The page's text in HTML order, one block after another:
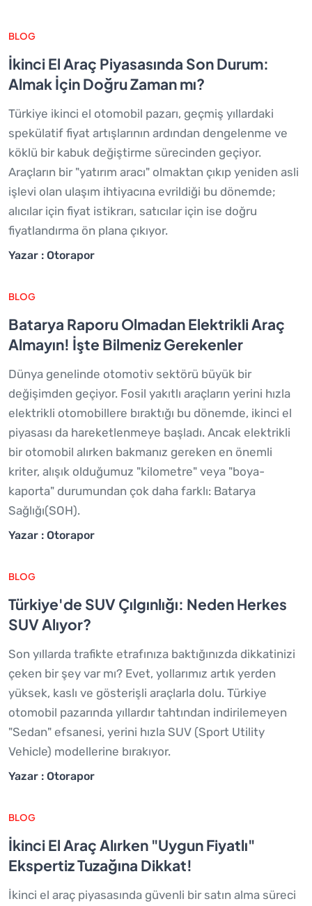
BLOG
İkinci El Araç Piyasasında Son Durum:
Almak İçin Doğru Zaman mı?
Türkiye ikinci el otomobil pazarı, geçmiş yıllardaki
spekülatif fiyat artışlarının ardından dengelenme ve
köklü bir kabuk değiştirme sürecinden geçiyor.
Araçların bir "yatırım aracı" olmaktan çıkıp yeniden asli
işlevi olan ulaşım ihtiyacına evrildiği bu dönemde;
alıcılar için fiyat istikrarı, satıcılar için ise doğru
fiyatlandırma ön plana çıkıyor.
Yazar : Otorapor
BLOG
Batarya Raporu Olmadan Elektrikli Araç
Almayın! İşte Bilmeniz Gerekenler
Dünya genelinde otomotiv sektörü büyük bir
değişimden geçiyor. Fosil yakıtlı araçların yerini hızla
elektrikli otomobillere bıraktığı bu dönemde, ikinci el
piyasası da hareketlenmeye başladı. Ancak elektrikli
bir otomobil alırken bakmanız gereken en önemli
kriter, alışık olduğumuz "kilometre" veya "boya-
kaporta" durumundan çok daha farklı: Batarya
Sağlığı(SOH).
Yazar : Otorapor
BLOG
Türkiye'de SUV Çılgınlığı: Neden Herkes
SUV Alıyor?
Son yıllarda trafikte etrafınıza baktığınızda dikkatinizi
çeken bir şey var mı? Evet, yollarımız artık yerden
yüksek, kaslı ve gösterişli araçlarla dolu. Türkiye
otomobil pazarında yıllardır tahtından indirilemeyen
"Sedan" efsanesi, yerini hızla SUV (Sport Utility
Vehicle) modellerine bırakıyor.
Yazar : Otorapor
BLOG
İkinci El Araç Alırken "Uygun Fiyatlı"
Ekspertiz Tuzağına Dikkat!
İkinci el araç piyasasında güvenli bir satın alma süreci